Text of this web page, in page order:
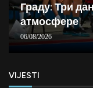
Граду: Три
атмосфере
06/08/2026
VIJESTI